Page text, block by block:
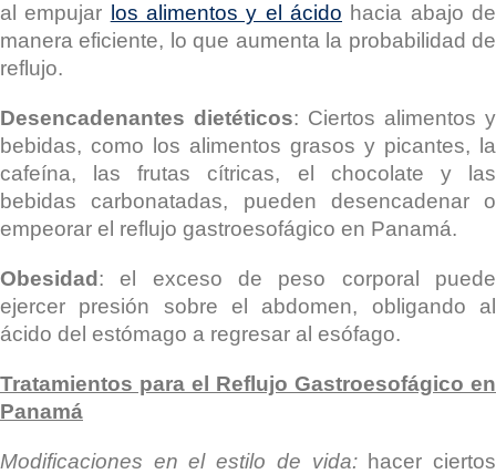
al empujar los alimentos y el ácido hacia abajo de
manera eficiente, lo que aumenta la probabilidad de
reflujo.
Desencadenantes dietéticos: Ciertos alimentos y
bebidas, como los alimentos grasos y picantes, la
cafeína, las frutas cítricas, el chocolate y las
bebidas carbonatadas, pueden desencadenar o
empeorar el reflujo gastroesofágico en Panamá.
Obesidad : el exceso de peso corporal puede
ejercer presión sobre el abdomen, obligando al
ácido del estómago a regresar al esófago.
Tratamientos para el Reflujo Gastroesofágico en
Panamá
Modificaciones en el estilo de vida:hacer ciertos